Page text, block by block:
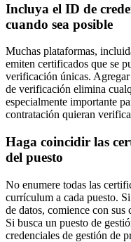
Incluya el ID de
cuando sea posible
Muchas plataformas,
emiten certificados que se
verificación únicas.
de verificación elimina
especialmente importante
contratación quieran
Haga coincidir las
del puesto
No enumere todas las
currículum a cada puesto.
de datos, comience con sus
Si busca un puesto de
credenciales de gestión de